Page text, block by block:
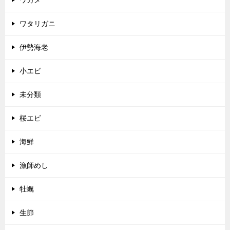
ワタリガニ
伊勢海老
小エビ
未分類
桜エビ
海鮮
漁師めし
牡蠣
生節